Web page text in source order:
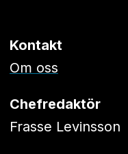
Kontakt
Om oss
Chefredaktör
Frasse Levinsson